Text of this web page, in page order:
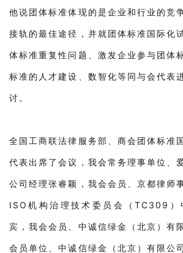
他说团体标准体现的是企业和行业的竞
接轨的最佳途径，并就团体标准国际化
体标准重复性问题、激发企业参与团体
标准的人才建设、数智化等同与会代表
讨。
全国工商联法律服务部、商会团体标准
代表出席了会议，我会常务理事单位、
公司经理张睿颖，我会会员、京都律师
ISO机构治理技术委员会（TC309）
宾，我会会员、中诚信绿金（北京）有
会员单位、中诚信绿金（北京）有限公